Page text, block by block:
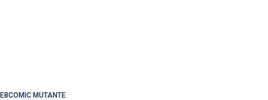
MUTANTE